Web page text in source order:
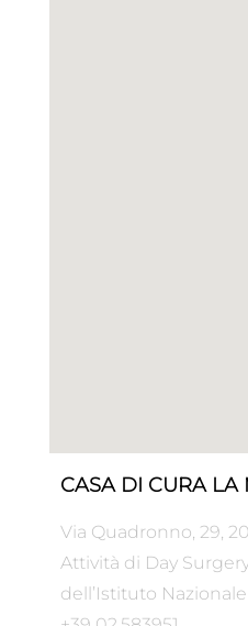
CASA DI CURA
Via Quadronno, 29,
Attività di Day
dell’Istituto